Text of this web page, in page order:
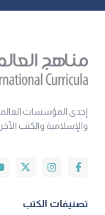
إحدى المؤسسات
والإسلامية والكتب
تصنيفات الكتب